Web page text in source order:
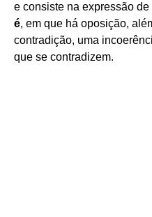
e consiste na expressão
é, em que há oposição,
contradição, uma
que se contradizem.